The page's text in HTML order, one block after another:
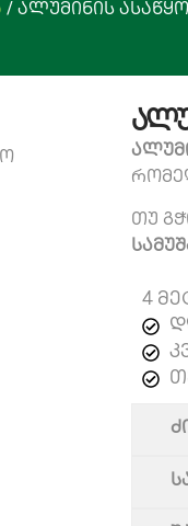
/ ალუმინის
თუ
4